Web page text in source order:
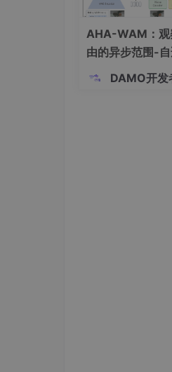
沉没成本：高
ps：可以当作
AHA-WAM：观
由的异步范围-
DAMO开发